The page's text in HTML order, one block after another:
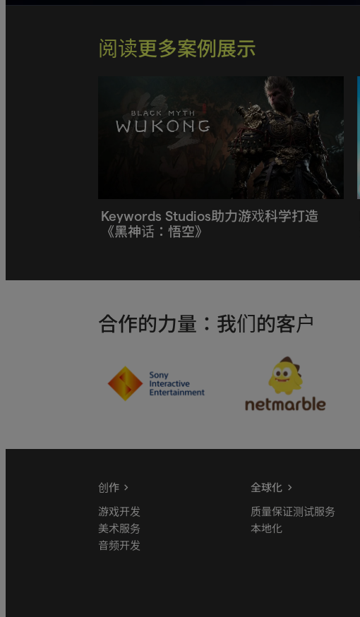
阅读更多案例展示
Keywords Studios助力游戏科学打造
《黑神话：悟空》
合作的力量：我们的客户
创作
游戏开发
美术服务
音频开发
全球化
质量保证测试服务
本地化